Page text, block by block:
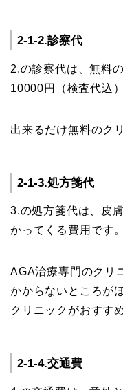
2-1-2.診察代
2.の診察代は、無料
10000円（検査代込
出来るだけ無料のク
2-1-3.処方箋代
3.の処方箋代は、皮
かってくる費用です。
AGA治療専門のクリ
かからないところが
クリニックがおすす
2-1-4.交通費